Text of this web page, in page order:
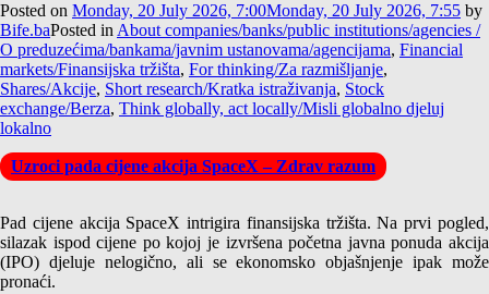
Posted on Monday, 20 July 2026, 7:00Monday, 20 July 2026, 7:55 by
Bife.baPosted in About companies/banks/public institutions/agencies /
O preduzećima/bankama/javnim ustanovama/agencijama, Financial
markets/Finansijska tržišta, For thinking/Za razmišljanje,
Shares/Akcije, Short research/Kratka istraživanja, Stock
exchange/Berza, Think globally, act locally/Misli globalno djeluj
lokalno
Uzroci pada cijene akcija SpaceX – Zdrav razum
Pad cijene akcija SpaceX intrigira finansijska tržišta. Na prvi pogled,
silazak ispod cijene po kojoj je izvršena početna javna ponuda akcija
(IPO) djeluje nelogično, ali se ekonomsko objašnjenje ipak može
pronaći.